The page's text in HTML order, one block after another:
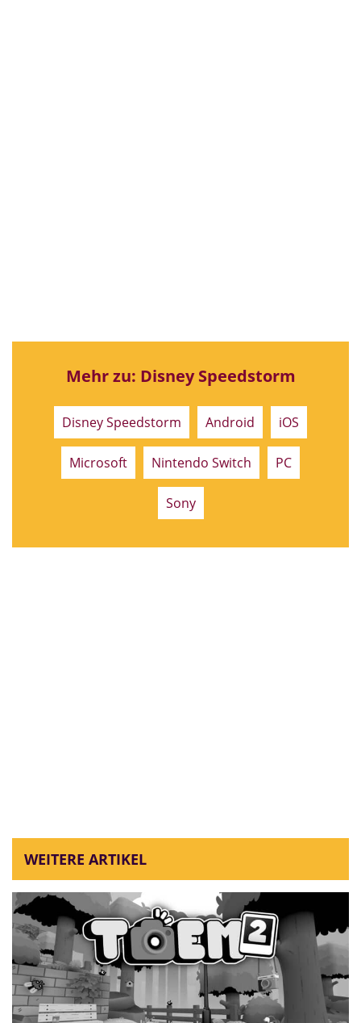
Mehr zu: Disney Speedstorm
Disney Speedstorm Android iOS
Microsoft Nintendo Switch PC
Sony
WEITERE ARTIKEL